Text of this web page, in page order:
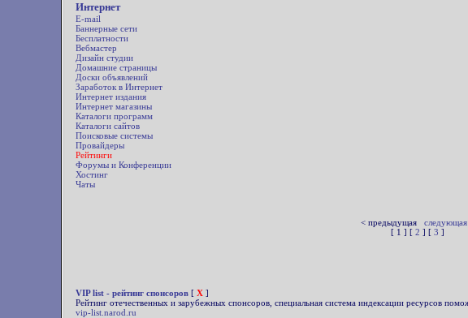
Интернет
E-mail
Баннерные сети
Бесплатности
Вебмастер
Дизайн студии
Домашние страницы
Доски объявлений
Заработок в Интернет
Интернет издания
Интернет магазины
Каталоги программ
Каталоги сайтов
Поисковые системы
Провайдеры
Рейтинги
Форумы и Конференции
Хостинг
Чаты
< предыдущая
[ 1 ] [2 ] [3 ]
VIP list - рейтинг спонсоров [ X ]
Рейтинг отечественных и зарубежных спонсоров, специальная система индексации ресурсов
vip-list.narod.ru